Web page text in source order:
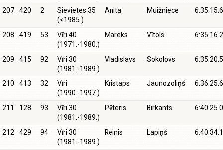
207 420 2
Sievietes 35
(<1985.)
Anita Muižniece 6:35:15.6
208 419 53
Vīri 40
(1971.-1980.)
Mareks Vītols 6:35:16.2
209 415 92
Vīri 30
(1981.-1989.)
Vladislavs Sokolovs 6:35:20.5
210 413 32
Vīri
(1990.-1997.)
Kristaps Jaunozoliņš 6:36:25.6
211 128 93
Vīri 30
(1981.-1989.)
Pēteris Birkants 6:40:25.0
212 429 94
Vīri 30
(1981.-1989.)
Reinis Lapiņš 6:40:34.1